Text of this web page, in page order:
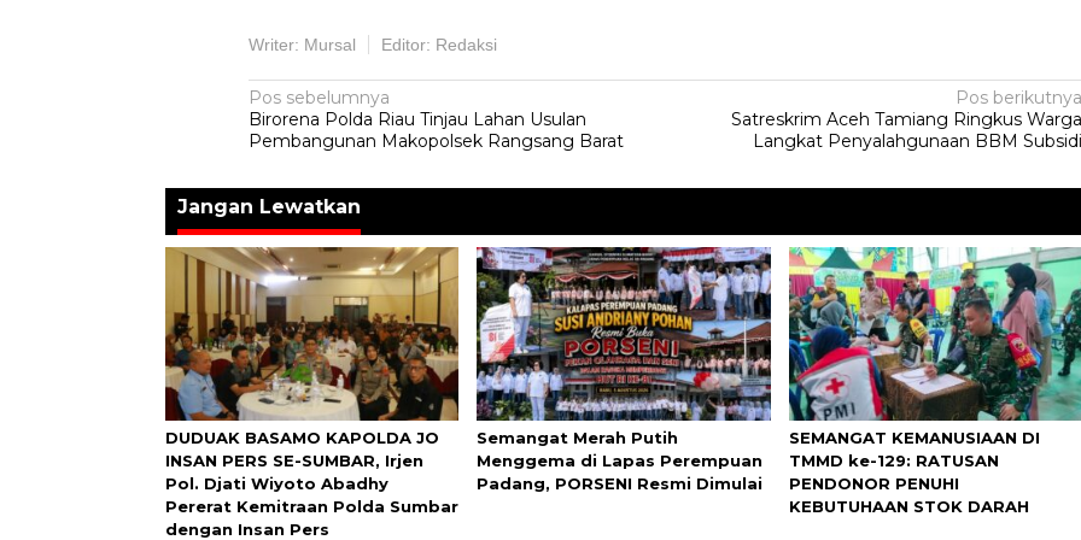
Writer: Mursal Editor: Redaksi
Navigasi
pos
Pos sebelumnya
Birorena Polda Riau Tinjau Lahan Usulan
Pembangunan Makopolsek Rangsang Barat
Pos berikutnya
Satreskrim Aceh Tamiang Ringkus Warga
Langkat Penyalahgunaan BBM Subsidi
Jangan Lewatkan
DUDUAK BASAMO KAPOLDA JO
INSAN PERS SE-SUMBAR, Irjen
Pol. Djati Wiyoto Abadhy
Pererat Kemitraan Polda Sumbar
dengan Insan Pers
Semangat Merah Putih
Menggema di Lapas Perempuan
Padang, PORSENI Resmi Dimulai
SEMANGAT KEMANUSIAAN DI
TMMD ke-129: RATUSAN
PENDONOR PENUHI
KEBUTUHAAN STOK DARAH